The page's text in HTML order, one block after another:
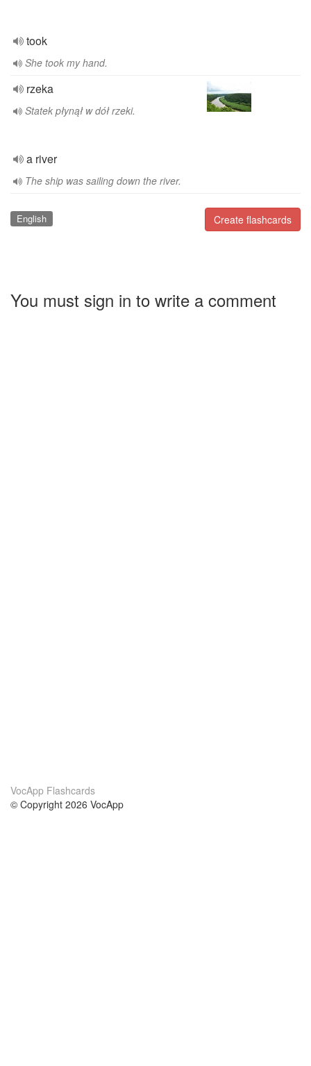
took
She took my hand.
rzeka
Statek płynął w dół rzeki.
a river
The ship was sailing down the river.
Create flashcards
English
You must sign in to write a comment
VocApp Flashcards
© Copyright 2026 VocApp